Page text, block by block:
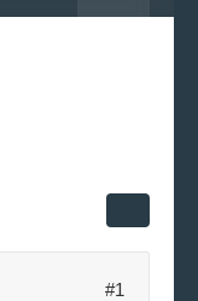
#1